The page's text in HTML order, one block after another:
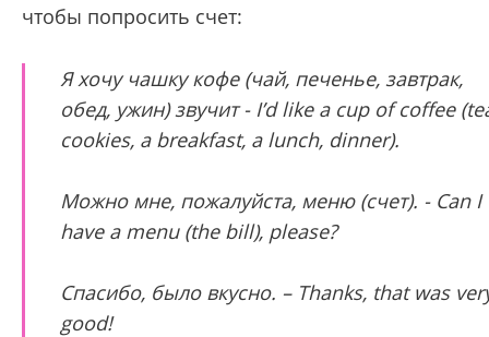
чтобы попросить счет:
Я хочу чашку кофе (чай, печенье, завтрак,
обед, ужин) звучит - I’d like a cup of coffee
cookies, a breakfast, a lunch, dinner).
Можно мне, пожалуйста, меню (счет). - Can I
have a menu (the bill), please?
Спасибо, было вкусно. – Thanks, that was
good!